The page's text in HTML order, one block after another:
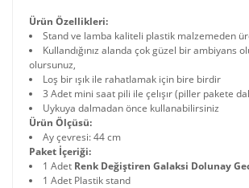
Ürün Özellikleri:
Stand ve lamba kaliteli plastik malzemeden
Kullandığınız alanda çok güzel bir ambiyans
olursunuz,
Loş bir ışık ile rahatlamak için bire birdir
3 Adet mini saat pili ile çelışır (piller pakete
Uykuya dalmadan önce kullanabilirsiniz
Ürün Ölçüsü:
Ay çevresi: 44 cm
Paket İçeriği:
1 Adet Renk Değiştiren Galaksi Dolunay
1 Adet Plastik stand